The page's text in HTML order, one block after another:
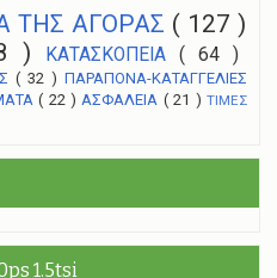
THΣ ΑΓΟΡΑΣ ( 127 )
) ΚΑΤΑΣΚΟΠΕΙΑ ( 64 )
( 32 ) ΠΑΡΑΠΟΝΑ-ΚΑΤΑΓΓΕΛΙΕΣ
( 22 ) ΑΣΦΑΛΕΙΑ ( 21 )ΤΙΜΕΣ
1.5tsi